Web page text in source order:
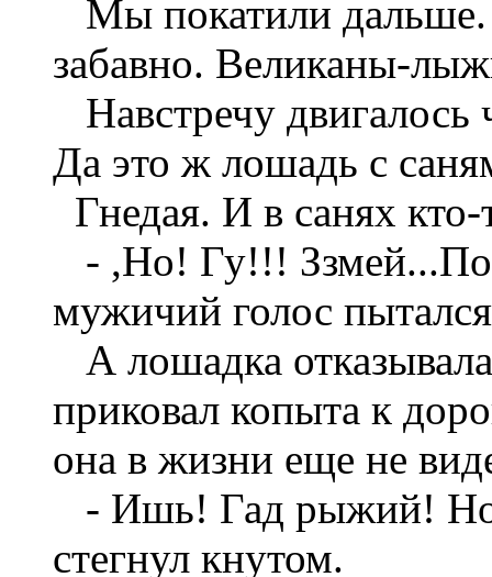
Мы покатили дальше.
забавно. Великаны-
Навстречу двигалось
Да это ж лошадь с
Гнедая. И в санях
- ,Но! Гу!!!
мужичий голос
А лошадка
приковал копыта к
она в жизни еще не
- Ишь! Гад рыжий!
стегнул кнутом.